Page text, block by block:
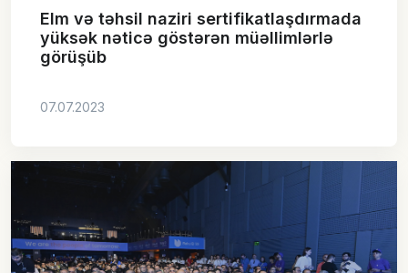
Elm və təhsil naziri sertifikatlaşdırmada
yüksək nəticə göstərən müəllimlərlə
görüşüb
07.07.2023